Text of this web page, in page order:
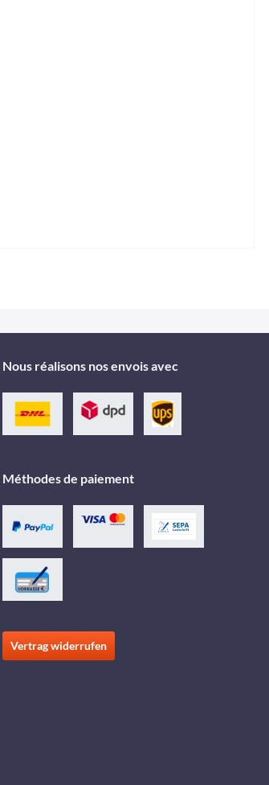
Nous réalisons nos envois avec
Méthodes de paiement
Vertrag widerrufen